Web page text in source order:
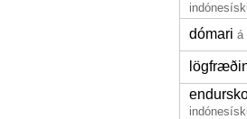
dómari á